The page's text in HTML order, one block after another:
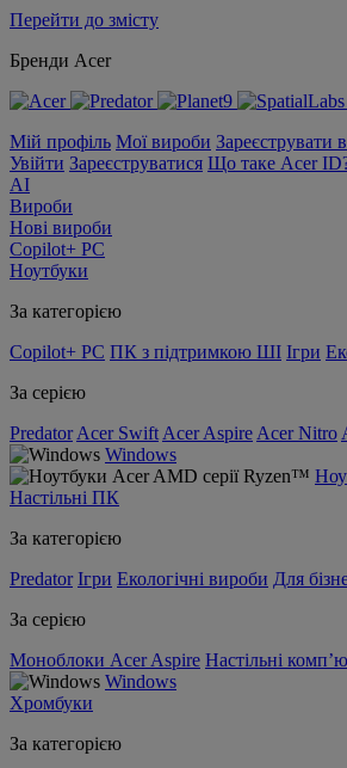
Перейти до змісту
Бренди Acer
Мій профіль Мої вироби Зареєструвати
Увійти Зареєструватися Що таке Acer
AI
Вироби
Нові вироби
Copilot+ PC
Ноутбуки
За категорією
Copilot+ PC ПК з підтримкою ШІ Ігри
За серією
Predator Acer Swift Acer Aspire Acer Nitro
Windows
Настільні ПК
За категорією
Predator Ігри Екологічні вироби Для
За серією
Моноблоки Acer Aspire Настільні
Windows
Хромбуки
За категорією